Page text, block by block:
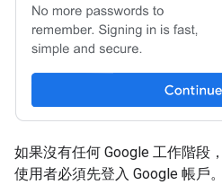
如果沒有任何 Google 工作階段
使用者必須先登入 Google 帳戶